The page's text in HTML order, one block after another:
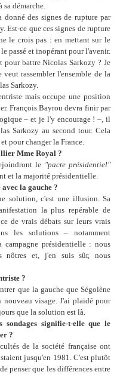
sa démarche.
des signes de rupture par
Est-ce que ces signes de rupture
le crois pas : en mettant sur le
passé et inopérant pour l'avenir.
battre Nicolas Sarkozy ? Je
rassembler l'ensemble de la
Sarkozy.
mais occupe une position
François Bayrou devra finir par
– et je l'y encourage ! –, il
Sarkozy au second tour. Cela
pour changer la France.
Mme Royal ?
le "pacte présidentiel"
et la majorité présidentielle.
la gauche ?
solution, c'est une illusion. Sa
la plus repérable de
de vrais débats sur leurs vrais
les solutions – notamment
présidentielle : nous
nôtres et, j'en suis sûr, nous
?
que la gauche que Ségolène
visage. J'ai plaidé pour
que la solution est là.
signifie-t-elle que le
?
de la société française ont
jusqu'en 1981. C'est plutôt
penser que les différences entre